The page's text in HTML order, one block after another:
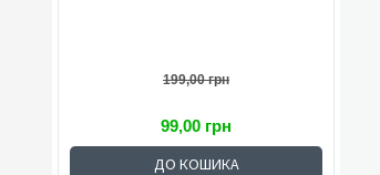
199,00 грн
99,00 грн
ДО КОШИКА